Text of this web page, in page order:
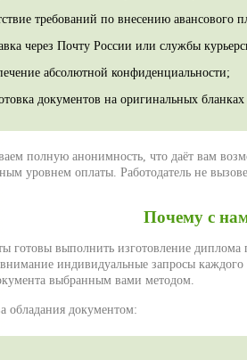
требований по внесению авансового
через Почту России или службы
абсолютной конфиденциальности;
документов на оригинальных
полную анонимность, что даёт вам
уровнем оплаты. Работодатель не
Почему с
готовы выполнить изготовление
индивидуальные запросы каждого
выбранным вами методом.
обладания документом: